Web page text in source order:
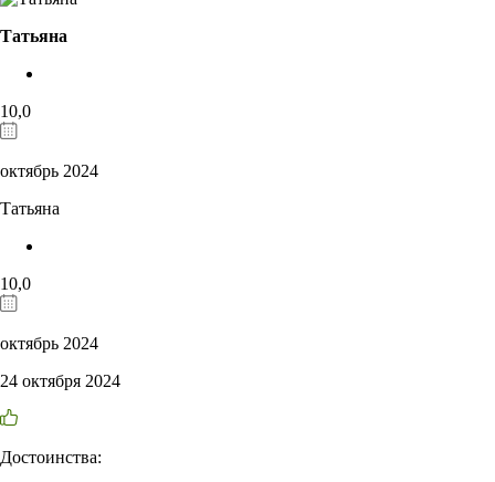
Татьяна
10,0
октябрь 2024
Татьяна
10,0
октябрь 2024
24 октября 2024
Достоинства: